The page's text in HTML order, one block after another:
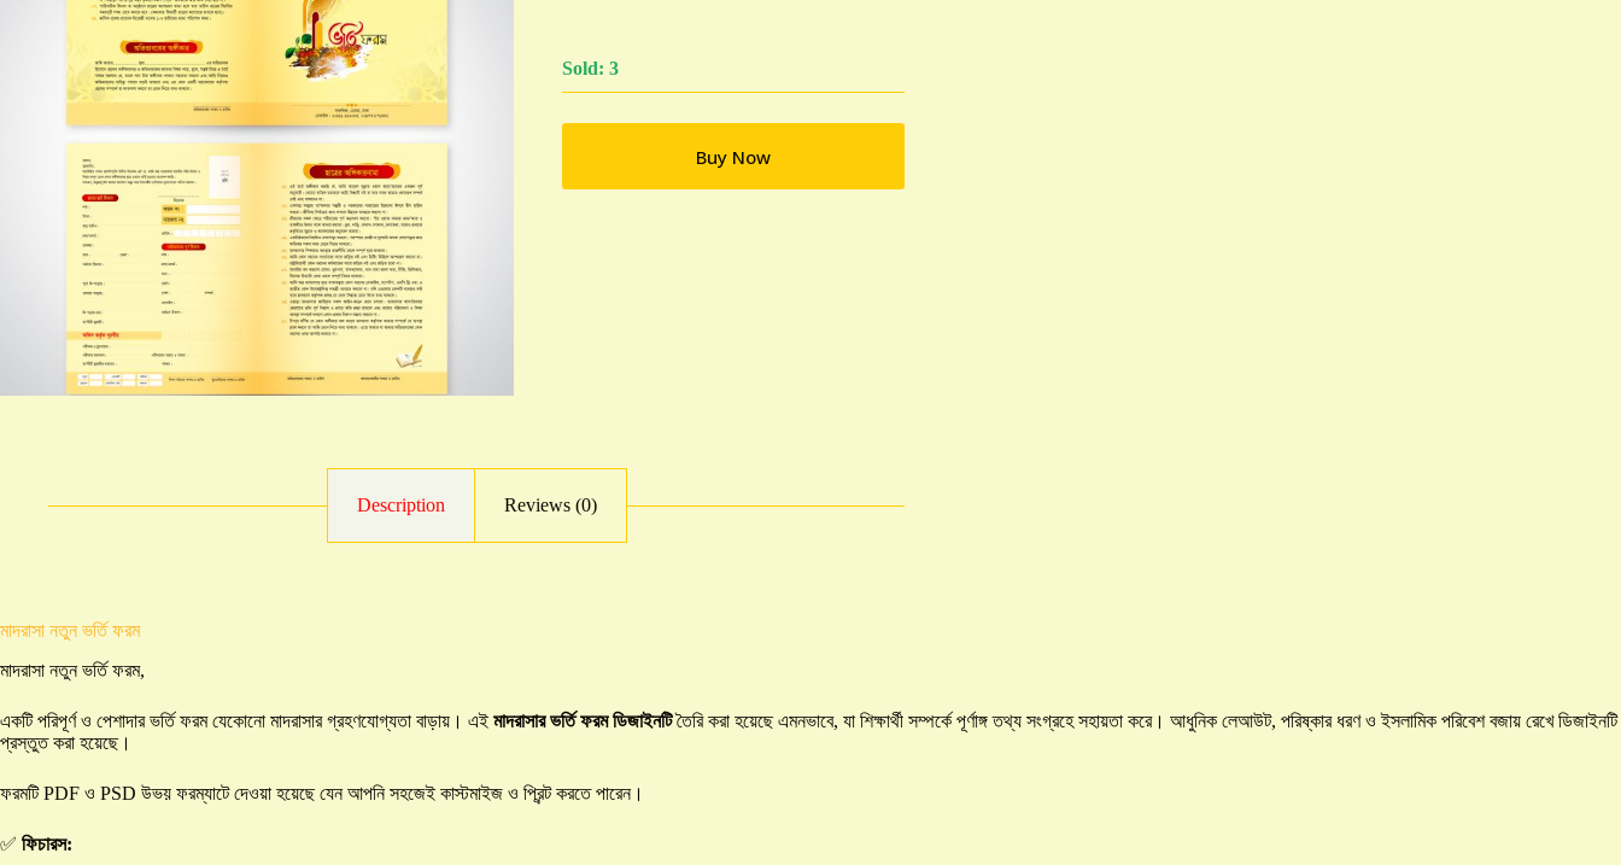
Sold: 3
Buy Now
Description Reviews (0)
মাদরাসা নতুন ভর্তি ফরম
মাদরাসা নতুন ভর্তি ফরম,
একটি পরিপূর্ণ ও পেশাদার ভর্তি ফরম যেকোনো মাদরাসার গ্রহণযোগ্যতা বাড়ায়। এই মাদরাসার ভর্তি ফরম ডিজাইনটিতৈরি করা হয়েছে এমনভাবে, যা শিক্ষার্থী সম্পর্কে পূর্ণাঙ্গ তথ্য সংগ্রহে সহায়তা করে। আধুনিক লেআউট, পরিষ্কার ধরণ ও ইসলামিক পরিবেশ বজায় রেখে ডিজাইনটি
প্রস্তুত করা হয়েছে।
ফরমটি PDF ও PSD উভয় ফরম্যাটে দেওয়া হয়েছে যেন আপনি সহজেই কাস্টমাইজ ও প্রিন্ট করতে পারেন।
✅ ফিচারস: